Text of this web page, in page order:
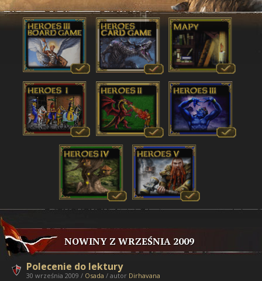
NOWINY Z WRZEŚNIA 2009
Polecenie do lektury
30 września 2009 / Osada / autor Dirhavana